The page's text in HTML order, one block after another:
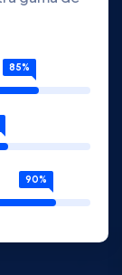
85%
90%